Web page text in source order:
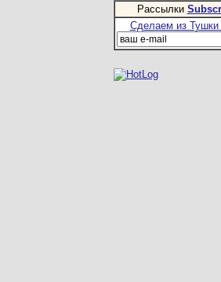
Рассылки
Сделаем из Тушки